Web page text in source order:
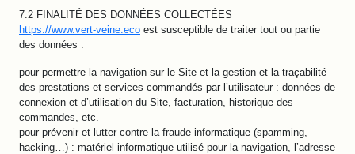
7.2 FINALITÉ DES DONNÉES COLLECTÉES
https://www.vert-veine.eco est susceptible de traiter tout ou partie
des données :
pour permettre la navigation sur le Site et la gestion et la traçabilité
des prestations et services commandés par l’utilisateur : données de
connexion et d’utilisation du Site, facturation, historique des
commandes, etc.
pour prévenir et lutter contre la fraude informatique (spamming,
hacking…) : matériel informatique utilisé pour la navigation, l’adresse